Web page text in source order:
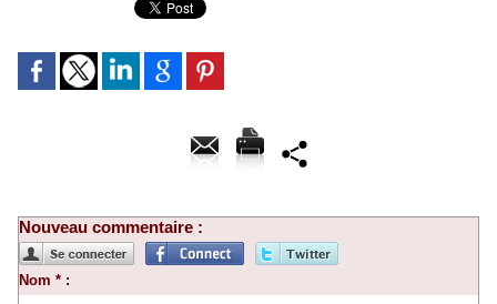
Nouveau commentaire :
Nom * :